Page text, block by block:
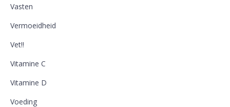
Vasten
Vermoeidheid
Vet!!
Vitamine C
Vitamine D
Voeding